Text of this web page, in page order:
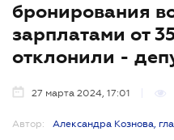
бронирования
зарплатами от
отклонили -
27 марта 2024, 17:01
Автор: Александра Кознова,